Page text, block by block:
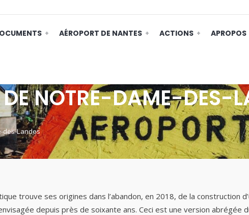
AÉROPORT DE NANTES ACTIONS APROPOS
DE NOTRE-DAME-DES-
Landes
trouve ses origines dans l’abandon, en 2018, de la construction
depuis près de soixante ans. Ceci est une version abrégée